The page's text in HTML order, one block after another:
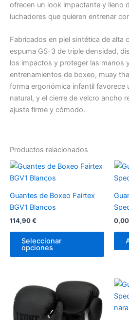
ofrecen un look impactante y lleno
luchadores que quieren entrenar
Fabricados en piel sintética de alta
espuma GS-3 de triple densidad,
los impactos y proteger las manos
entrenamientos de boxeo, muay
forma ergonómica infantil favorece
natural, y el cierre de velcro ancho
ajuste firme y cómodo.
Productos relacionados
Guantes de Boxeo Fairtex
BGV1 Blancos
114,90€
Seleccionar
opciones
Este
múltiples
Las
página
0,00
Este
tiene